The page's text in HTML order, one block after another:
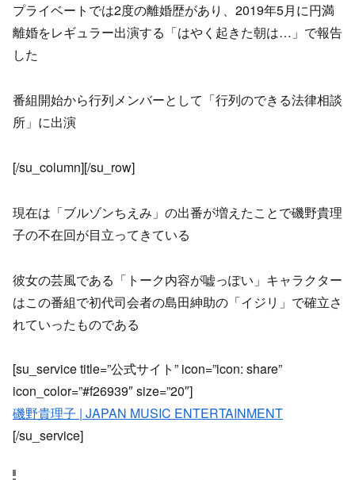
プライベートでは2度の離婚歴があり、2019年5月に円満
離婚をレギュラー出演する「はやく起きた朝は…」で報告
した
番組開始から行列メンバーとして「行列のできる法律相談
所」に出演
[/su_column][/su_row]
現在は「ブルゾンちえみ」の出番が増えたことで磯野貴理
子の不在回が目立ってきている
彼女の芸風である「トーク内容が嘘っぽい」キャラクター
はこの番組で初代司会者の島田紳助の「イジリ」で確立さ
れていったものである
[su_service title=”公式サイト” icon=”icon: share”
icon_color=”#f26939″ size=”20″]
磯野貴理子 | JAPAN MUSIC ENTERTAINMENT
[/su_service]